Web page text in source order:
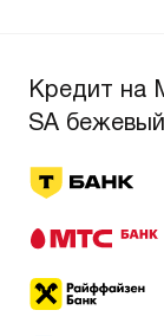
Кредит на
SA бежевый